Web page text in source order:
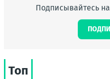
Подписывайтесь
Топ